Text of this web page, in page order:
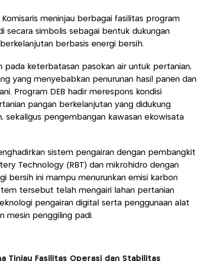
meninjau berbagai fasilitas program
secara simbolis sebagai bentuk dukungan
berbasis energi bersih.
pada keterbatasan pasokan air untuk pertanian,
yang menyebabkan penurunan hasil panen dan
Program DEB hadir merespons kondisi
pangan berkelanjutan yang didukung
sekaligus pengembangan kawasan ekowisata
sistem pengairan dengan pembangkit
Technology (RBT) dan mikrohidro dengan
bersih ini mampu menurunkan emisi karbon
tersebut telah mengairi lahan pertanian
pengairan digital serta penggunaan alat
mesin penggiling padi.
Tinjau Fasilitas Operasi dan Stabilitas